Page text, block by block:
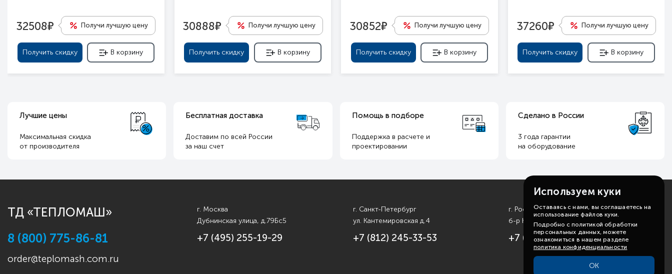
32508е Получи лучшую цену
Получить скидку В корзину
30888е Получи лучшую цену
Получить скидку В корзину
30852е Получи лучшую цену
Получить скидку В корзину
37260е Получи лучшую цену
Получить скидку В корзину
Лучшие цены
Максимальная скидка
от производителя
Бесплатная доставка
Доставим по всей России
за наш счет
Помощь в подборе
Поддержка в расчете и
проектировании
Сделано в России
3 года гарантии
на оборудование
ТД «ТЕПЛОМАШ»
8 (800) 775-86-81
order@teplomash.com.ru
г. Москва
Дубнинская улица, д.79Бс5
+7 (495) 255-19-29
г. Санкт-Петербург
ул. Кантемировская д.4
+7 (812) 245-33-53
г. Ростов-на-Дону
б-р Комарова, д. 11
+7 (863) 310-99-19
Используем куки
Оставаясь с нами, вы соглашаетесь на
использование файлов куки.
Подробно с политикой обработки
персональных данных, можете
ознакомиться в нашем разделе
политика конфиденциальности
ОК